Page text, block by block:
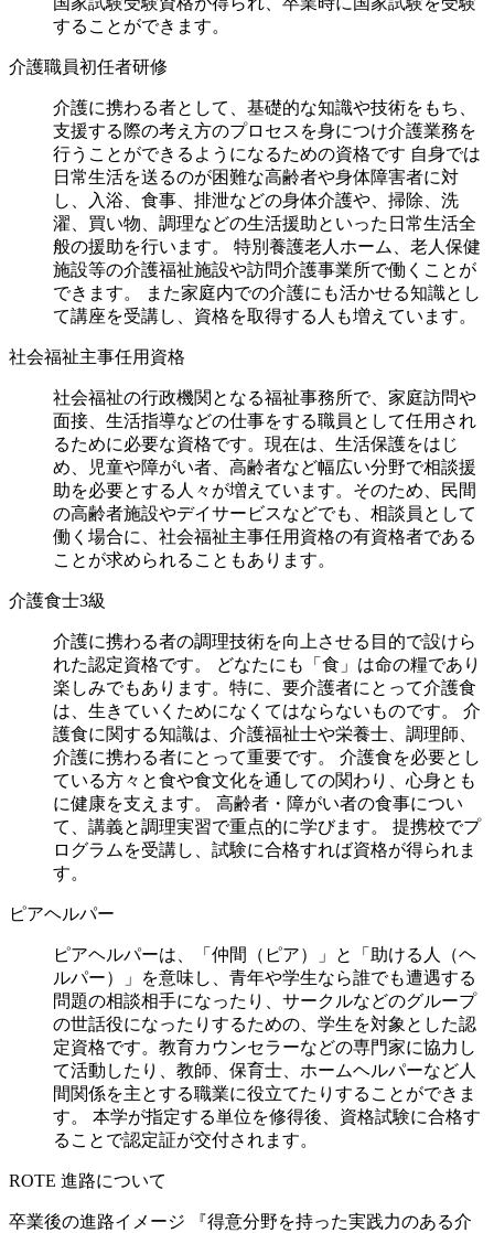
することができます。
介護職員初任者研修
介護に携わる者として、基礎的な知識や技術をもち、
支援する際の考え方のプロセスを身につけ介護業務を
行うことができるようになるための資格です 自身では
日常生活を送るのが困難な高齢者や身体障害者に対
し、入浴、食事、排泄などの身体介護や、掃除、洗
濯、買い物、調理などの生活援助といった日常生活全
般の援助を行います。 特別養護老人ホーム、老人保健
施設等の介護福祉施設や訪問介護事業所で働くことが
できます。 また家庭内での介護にも活かせる知識とし
て講座を受講し、資格を取得する人も増えています。
社会福祉主事任用資格
社会福祉の行政機関となる福祉事務所で、家庭訪問や
面接、生活指導などの仕事をする職員として任用され
るために必要な資格です。現在は、生活保護をはじ
め、児童や障がい者、高齢者など幅広い分野で相談援
助を必要とする人々が増えています。そのため、民間
の高齢者施設やデイサービスなどでも、相談員として
働く場合に、社会福祉主事任用資格の有資格者である
ことが求められることもあります。
介護食士3級
介護に携わる者の調理技術を向上させる目的で設けら
れた認定資格です。 どなたにも「食」は命の糧であり
楽しみでもあります。特に、要介護者にとって介護食
は、生きていくためになくてはならないものです。 介
護食に関する知識は、介護福祉士や栄養士、調理師、
介護に携わる者にとって重要です。 介護食を必要とし
ている方々と食や食文化を通しての関わり、心身とも
に健康を支えます。 高齢者・障がい者の食事につい
て、講義と調理実習で重点的に学びます。 提携校でプ
ログラムを受講し、試験に合格すれば資格が得られま
す。
ピアヘルパー
ピアヘルパーは、「仲間（ピア）」と「助ける人（ヘ
ルパー）」を意味し、青年や学生なら誰でも遭遇する
問題の相談相手になったり、サークルなどのグループ
の世話役になったりするための、学生を対象とした認
定資格です。教育カウンセラーなどの専門家に協力し
て活動したり、教師、保育士、ホームヘルパーなど人
間関係を主とする職業に役立てたりすることができま
す。 本学が指定する単位を修得後、資格試験に合格す
ることで認定証が交付されます。
ROTE 進路について
卒業後の進路イメージ 『得意分野を持った実践力のある介